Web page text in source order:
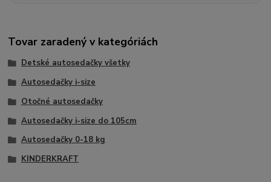
Tovar zaradený v kategóriách
Detské autosedačky všetky
Autosedačky i-size
Otočné autosedačky
Autosedačky i-size do 105cm
Autosedačky 0-18 kg
KINDERKRAFT